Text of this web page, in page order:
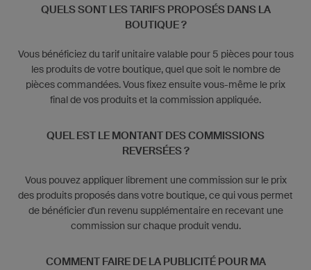
QUELS SONT LES TARIFS PROPOSÉS DANS LA
BOUTIQUE ?
Vous bénéficiez du tarif unitaire valable pour 5 pièces pour tous
les produits de votre boutique, quel que soit le nombre de
pièces commandées. Vous fixez ensuite vous-même le prix
final de vos produits et la commission appliquée.
QUEL EST LE MONTANT DES COMMISSIONS
REVERSÉES ?
Vous pouvez appliquer librement une commission sur le prix
des produits proposés dans votre boutique, ce qui vous permet
de bénéficier d'un revenu supplémentaire en recevant une
commission sur chaque produit vendu.
COMMENT FAIRE DE LA PUBLICITÉ POUR MA